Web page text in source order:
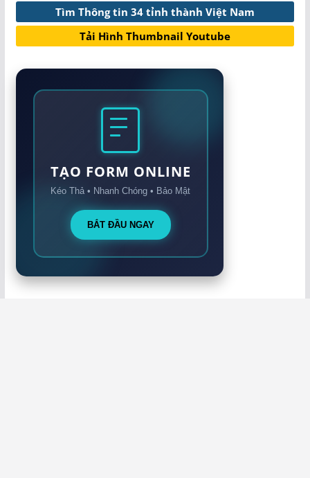
Tìm Thông tin 34 tỉnh thành Việt Nam
Tải Hình Thumbnail Youtube
TẠO FORM ONLINE
Kéo Thả • Nhanh Chóng • Bảo Mật
BẮT ĐẦU NGAY